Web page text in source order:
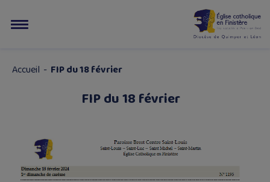
Accueil - FIP du 18 février
FIP du 18 février